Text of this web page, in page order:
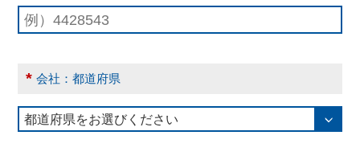
* 会社：都道府県